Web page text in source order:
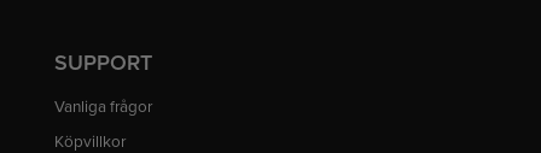
SUPPORT
Vanliga frågor
Köpvillkor